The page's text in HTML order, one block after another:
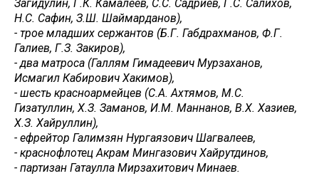
Загидулин, Г.К. Камалеев, С.С. Садриев, Г.С. Салихов,
Н.С. Сафин, З.Ш. Шаймарданов),
- трое младших сержантов (Б.Г. Габдрахманов, Ф.Г.
Галиев, Г.З. Закиров),
- два матроса (Галлям Гимадеевич Мурзаханов,
Исмагил Кабирович Хакимов),
- шесть красноармейцев (С.А. Ахтямов, М.С.
Гизатуллин, Х.З. Заманов, И.М. Маннанов, В.Х. Хазиев,
Х.З. Хайруллин),
- ефрейтор Галимзян Нургаязович Шагвалеев,
- краснофлотец Акрам Мингазович Хайрутдинов,
- партизан Гатаулла Мирзахитович Минаев.